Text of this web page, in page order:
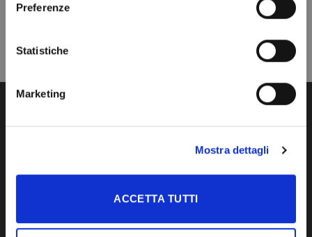
Preferenze
Statistiche
Marketing
Mostra dettagli
ACCETTA TUTTI
(Venezia) Italia